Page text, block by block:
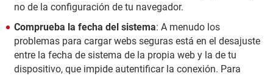
no de la configuración de tu navegador.
Comprueba la fecha del sistema: A menudo los
problemas para cargar webs seguras está en el desajuste
entre la fecha de sistema de la propia web y la de tu
dispositivo, que impide autentificar la conexión. Para